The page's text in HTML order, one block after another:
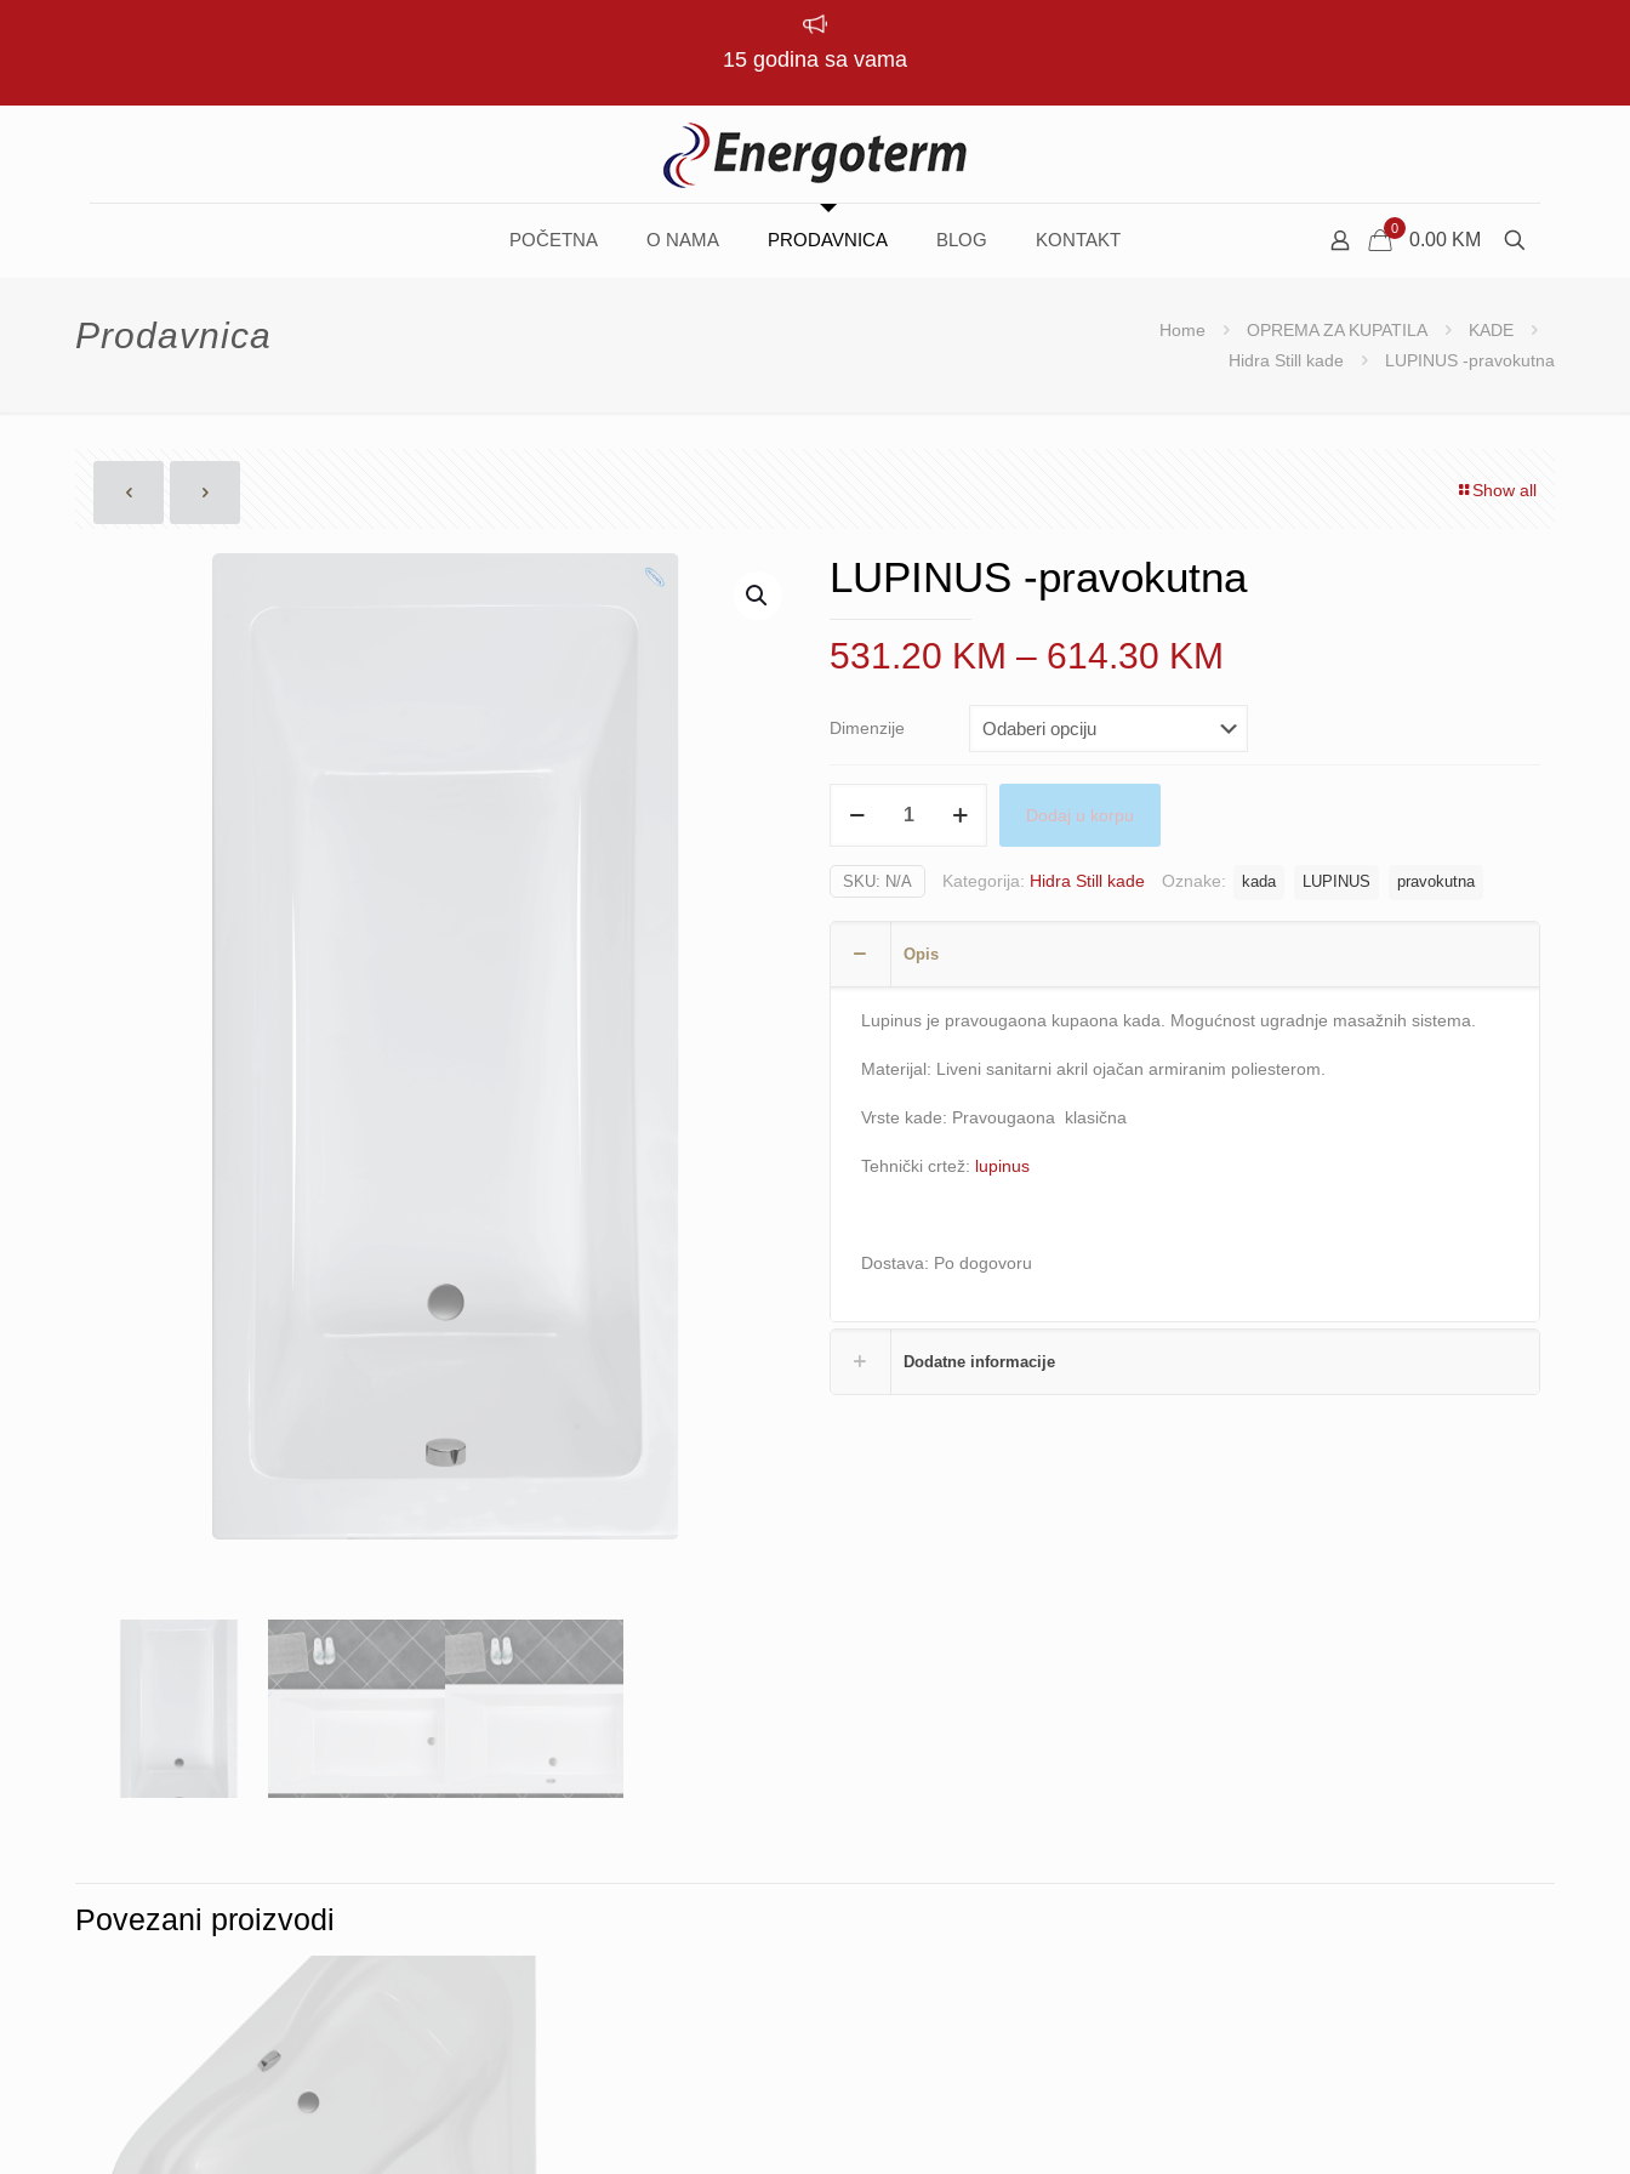
15 godina sa vama
POČETNA O NAMA PRODAVNICA BLOG KONTAKT
0
0.00 KM
Prodavnica Home OPREMA ZA KUPATILA
KADE
Hidra Still kade
LUPINUS -pravokutna
Show all
LUPINUS -pravokutna
531.20 KM – 614.30 KM
531.20 KM
Dimenzije
količina
Dodaj u korpu
SKU: N/A Kategorija: Hidra Still kade Oznake: kada LUPINUS pravokutna
Opis
Lupinus je pravougaona kupaona kada. Mogućnost ugradnje masažnih sistema.
Materijal: Liveni sanitarni akril ojačan armiranim poliesterom.
Vrste kade: Pravougaona klasična
Tehnički crtež: lupinus
Dostava: Po dogovoru
Dodatne informacije
Povezani proizvodi